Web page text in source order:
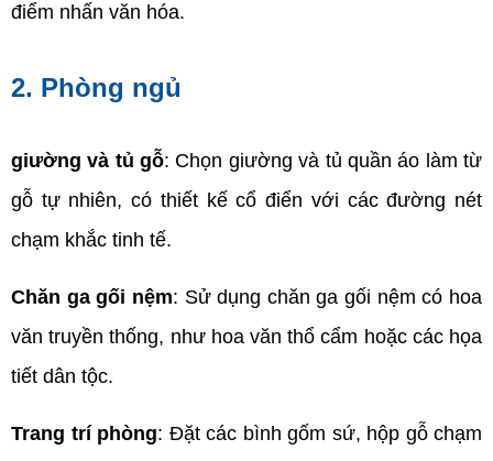
điểm nhấn văn hóa.
2. Phòng ngủ
giường và tủ gỗ: Chọn giường và tủ quần áo làm từ
gỗ tự nhiên, có thiết kế cổ điển với các đường nét
chạm khắc tinh tế.
Chăn ga gối nệm: Sử dụng chăn ga gối nệm có hoa
văn truyền thống, như hoa văn thổ cẩm hoặc các họa
tiết dân tộc.
Trang trí phòng: Đặt các bình gốm sứ, hộp gỗ chạm